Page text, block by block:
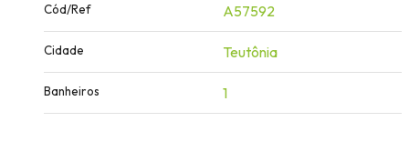
Cód/Ref A57592
Cidade Teutônia
Banheiros 1